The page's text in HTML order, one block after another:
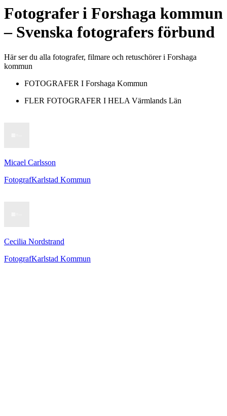
Fotograferi Forshaga kommun
– Svenska fotografers förbund
Här ser du alla fotografer, filmare och retuschörer i Forshaga
kommun
FOTOGRAFER I Forshaga Kommun
FLER FOTOGRAFER I HELA Värmlands Län
Micael Carlsson
FotografKarlstad Kommun
Cecilia Nordstrand
FotografKarlstad Kommun